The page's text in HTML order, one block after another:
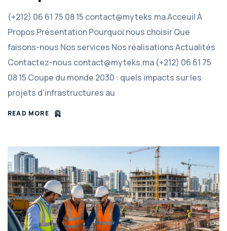
(+212) 06 61 75 08 15 contact@myteks.ma Acceuil À
Propos Présentation Pourquoi nous choisir Que
faisons-nous Nos services Nos réalisations Actualités
Contactez-nous contact@myteks.ma (+212) 06 61 75
08 15 Coupe du monde 2030 : quels impacts sur les
projets d’infrastructures au
READ MORE